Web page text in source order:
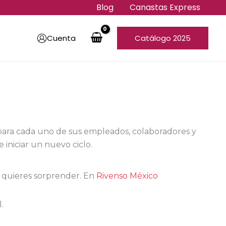
Blog Canastas Express
Cuenta Catálogo 2025
cada uno de sus empleados, colaboradores y
iniciar un nuevo ciclo.
sorprender. En Rivenso México